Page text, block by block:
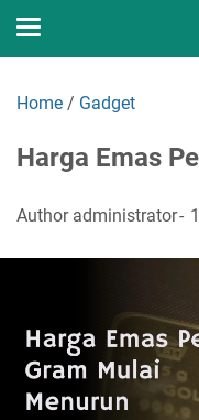
Home / Gadget
Harga Emas
Author administrator